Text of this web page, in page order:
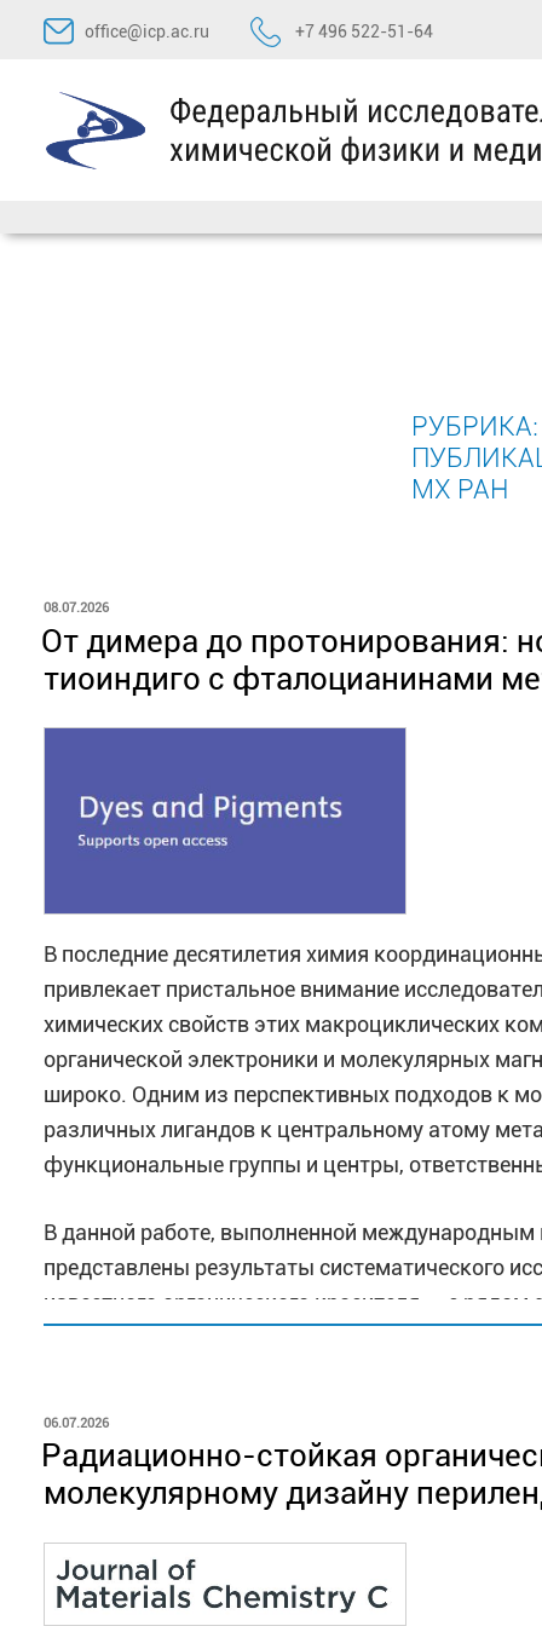
Перейти
содержимому
office@icp.ac.ru +7 496 522-51-64
МХ РАН
ОПУБЛИКОВАНО
08.07.2026
От димера до протонирования:
тиоиндиго с фталоцианинами
В последние десятилетия химия
привлекает пристальное внимание
химических свойств этих макроциклических
органической электроники и молекулярных
широко. Одним из перспективных подходов к
различных лигандов к центральному атому
функциональные группы и центры,
В данной работе, выполненной
представлены результаты систематического
известного органического красителя — с
ОПУБЛИКОВАНО
06.07.2026
Радиационно-стойкая
молекулярному дизайну